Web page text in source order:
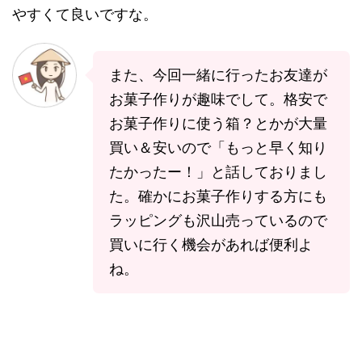
やすくて良いですな。
また、今回一緒に行ったお友達が
お菓子作りが趣味でして。格安で
お菓子作りに使う箱？とかが大量
買い＆安いので「もっと早く知り
たかったー！」と話しておりまし
た。確かにお菓子作りする方にも
ラッピングも沢山売っているので
買いに行く機会があれば便利よ
ね。